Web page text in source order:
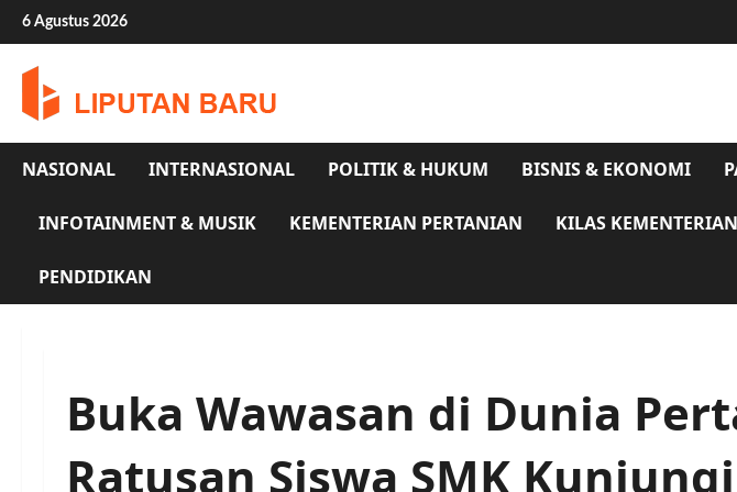
Skip
content
6 Agustus 2026
NASIONAL INTERNASIONAL POLITIK & HUKUM BISNIS & EKONOMI
INFOTAINMENT & MUSIK KEMENTERIAN PERTANIAN KILAS KEMENTERIAN
PENDIDIKAN
Buka Wawasan di Dunia
Ratusan Siswa SMK Kunjungi